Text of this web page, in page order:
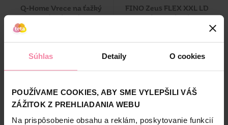
Súhlas Detaily O cookies
POUŽÍVAME COOKIES, ABY SME VYLEPŠILI VÁŠ
ZÁŽITOK Z PREHLIADANIA WEBU
Na prispôsobenie obsahu a reklám, poskytovanie funkcií
Q-Home Vrece na ťažký
odpad 120 l
1,79
Dostupné online
FINO Zeus FLEX XXL LD
vrecia na odpad so
zaťahovacou páskou 70 l 21
7,69
Dostupné online